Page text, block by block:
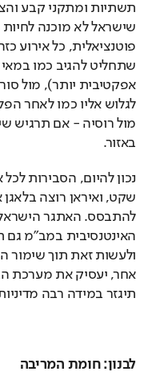
באזור.
תיגזר במידה רבה
לבנון: חומת המריבה